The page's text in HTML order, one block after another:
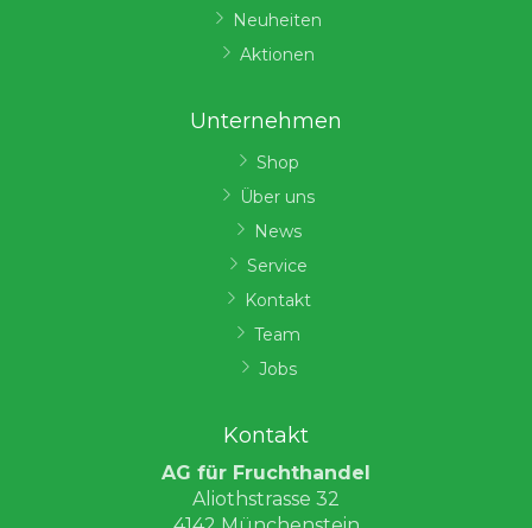
Neuheiten
Aktionen
Unternehmen
Shop
Über uns
News
Service
Kontakt
Team
Jobs
Kontakt
AG für Fruchthandel
Aliothstrasse 32